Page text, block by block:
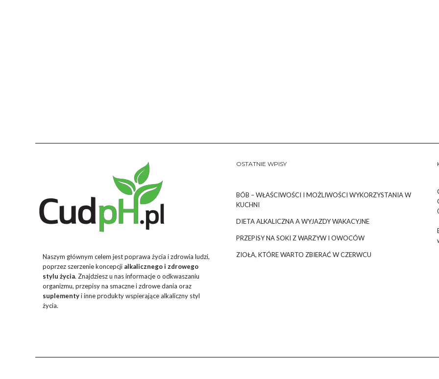
Naszym głównym celem jest poprawa życia i zdrowia ludzi,
poprzez szerzenie koncepcji alkalicznego i zdrowego
stylu życia. Znajdziesz u nas informacje o odkwaszaniu
organizmu, przepisy na smaczne i zdrowe dania oraz
suplementyi inne produkty wspierające alkaliczny styl
życia.
OSTATNIE WPISY
BÓB – WŁAŚCIWOŚCI I MOŻLIWOŚCI WYKORZYSTANIA W
KUCHNI
DIETA ALKALICZNA A WYJAZDY WAKACYJNE
PRZEPISY NA SOKI Z WARZYW I OWOCÓW
ZIOŁA, KTÓRE WARTO ZBIERAĆ W CZERWCU